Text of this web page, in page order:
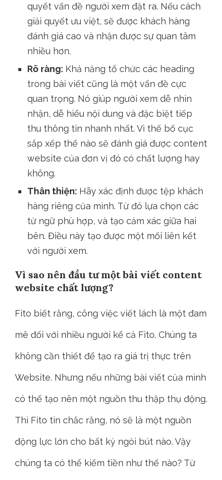
quyết vấn đề người xem đặt ra. Nếu cách
giải quyết ưu việt, sẽ được khách hàng
đánh giá cao và nhận được sự quan tâm
nhiều hơn.
Rõ ràng: Khả năng tổ chức các heading
trong bài viết cũng là một vấn đề cực
quan trọng. Nó giúp người xem dễ nhìn
nhận, dễ hiểu nội dung và đặc biệt tiếp
thu thông tin nhanh nhất. Vì thế bố cục
sắp xếp thế nào sẽ đánh giá được content
website của đơn vị đó có chất lượng hay
không.
Thân thiện: Hãy xác định được tệp khách
hàng riêng của mình. Từ đó lựa chọn các
từ ngữ phù hợp, và tạo cảm xác giữa hai
bên. Điều này tạo được một mối liên kết
với người xem.
Vì sao nên đầu tư một bài viết content
website chất lượng?
Fito biết rằng, công việc viết lách là một đam
mê đối với nhiều người kể cả Fito. Chúng ta
không cần thiết để tạo ra giá trị thực trên
Website. Nhưng nếu những bài viết của mình
có thể tạo nên một nguồn thu thập thụ động.
Thì Fito tin chắc rằng, nó sẽ là một nguồn
động lực lớn cho bất kỳ ngòi bút nào. Vậy
chúng ta có thể kiếm tiền như thế nào? Từ